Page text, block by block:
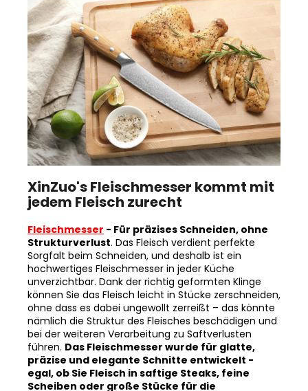
XinZuo's Fleischmesser kommt mit
jedem Fleisch zurecht
Fleischmesser
Strukturverlust . Das Fleisch verdient perfekte
Sorgfalt beim Schneiden, und deshalb ist ein
hochwertiges Fleischmesser in jeder Küche
unverzichtbar. Dank der richtig geformten Klinge
können Sie das Fleisch leicht in Stücke zerschneiden,
ohne dass es dabei ungewollt zerreißt – das könnte
nämlich die Struktur des Fleisches beschädigen und
bei der weiteren Verarbeitung zu Saftverlusten
führen. Das Fleischmesser wurde für glatte,
präzise und elegante Schnitte entwickelt -
egal, ob Sie Fleisch in saftige Steaks, feine
Scheiben oder große Stücke für die
Weiterverarbeitung zerlegen wollen.